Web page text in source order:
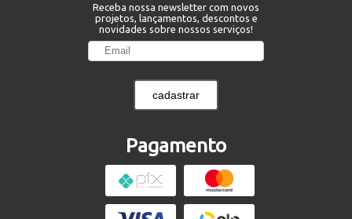
Receba nossa newsletter com novos
projetos, lançamentos, descontos e
novidades sobre nossos serviços!
cadastrar
Pagamento